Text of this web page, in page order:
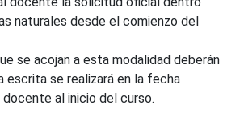
naturales desde el comienzo del
se acojan a esta modalidad deberán
escrita se realizará en la fecha
al inicio del curso.